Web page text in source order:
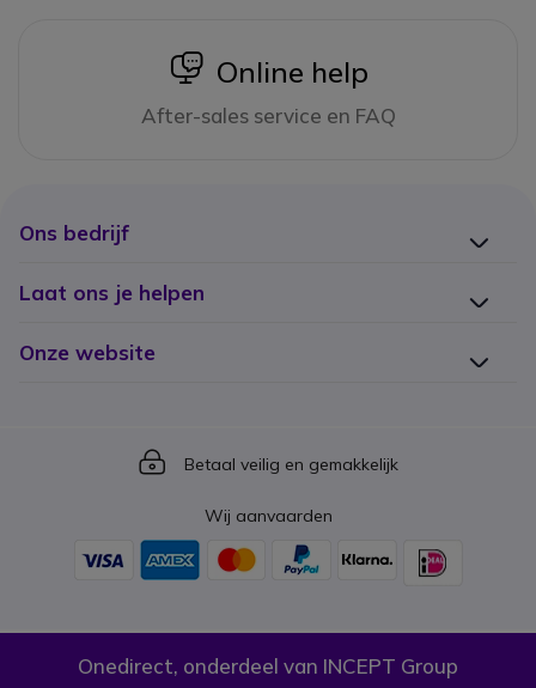
icon
Online help
After-sales service en FAQ
Ons bedrijf
Laat ons je helpen
Onze website
Icon
Betaal veilig en gemakkelijk
Wij aanvaarden
Onedirect, onderdeel van INCEPT Group